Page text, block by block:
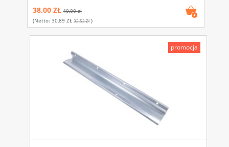
38,00 ZŁ 40,00 zł
(netto:30,89 ZŁ 32,52 Zł)
promocja